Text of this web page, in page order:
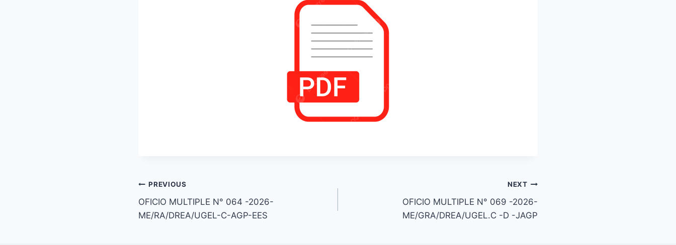
Navegación
de
PREVIOUS
OFICIO MULTIPLE N° 064 -2026-
ME/RA/DREA/UGEL-C-AGP-EES
NEXT
OFICIO MULTIPLE N° 069 -2026-
ME/GRA/DREA/UGEL.C -D -JAGP